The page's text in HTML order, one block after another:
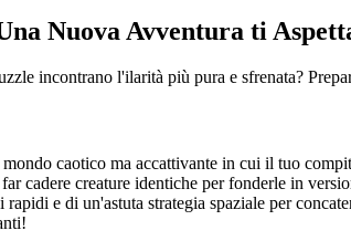
Nuova Avventura ti
incontrano l'ilarità più pura e sfrenata?
caotico ma accattivante in cui il tuo
cadere creature identiche per fonderle in
e di un'astuta strategia spaziale per